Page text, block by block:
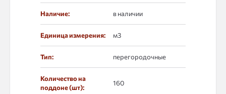
Наличие: в наличии
Единица измерения: м3
Тип: перегородочные
Количество на
поддоне (шт):
160